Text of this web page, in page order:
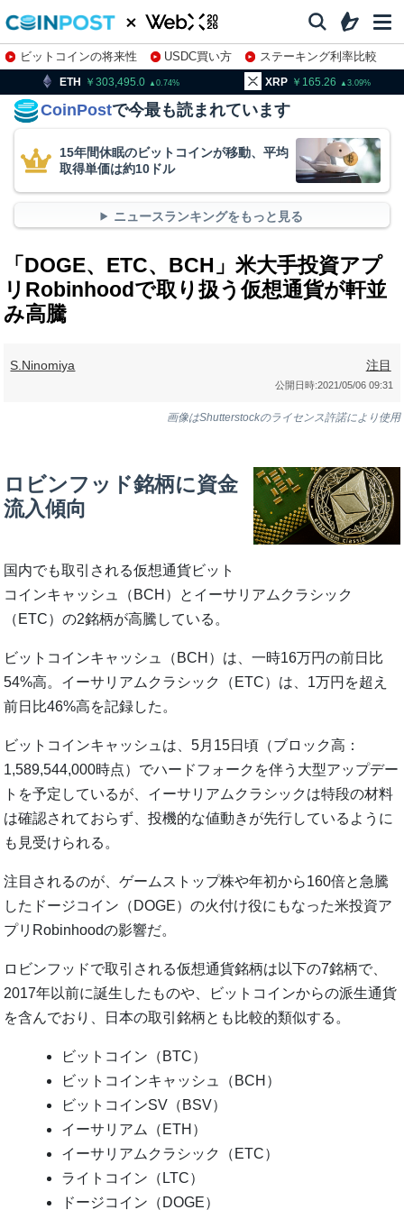
ビットコインの将来性 USDC買い方
ステーキング利率比較
株特集・関連銘柄
303,495.0 0.74 XRP 3.09 BNB
CoinPostで今最も読まれています
15年間休眠のビットコインが移動、平均
取得単価は約10ドル
ニュースランキングをもっと見る
「DOGE、ETC、BCH」米大手投資アプ
リRobinhoodで取り扱う仮想通貨が軒並
み高騰
S.Ninomiya 注目
公開日時:2021/05/06 09:31
画像はShutterstockのライセンス許諾により使用
ロビンフッド銘柄に資金
流入傾向
国内でも取引される仮想通貨ビット
コインキャッシュ（BCH）とイーサリアムクラシック
（ETC）の2銘柄が高騰している。
ビットコインキャッシュ（BCH）は、一時16万円の前日比
54%高。イーサリアムクラシック（ETC）は、1万円を超え
前日比46%高を記録した。
ビットコインキャッシュは、5月15日頃（ブロック高：
1,589,544,000時点）でハードフォークを伴う大型アップデー
トを予定しているが、イーサリアムクラシックは特段の材料
は確認されておらず、投機的な値動きが先行しているように
も見受けられる。
注目されるのが、ゲームストップ株や年初から160倍と急騰
したドージコイン（DOGE）の火付け役にもなった米投資ア
プリRobinhoodの影響だ。
ロビンフッドで取引される仮想通貨銘柄は以下の7銘柄で、
2017年以前に誕生したものや、ビットコインからの派生通貨
を含んでおり、日本の取引銘柄とも比較的類似する。
ビットコイン（BTC）
ビットコインキャッシュ（BCH）
ビットコインSV（BSV）
イーサリアム（ETH）
イーサリアムクラシック（ETC）
ライトコイン（LTC）
ドージコイン（DOGE）